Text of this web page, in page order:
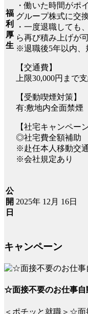
福
利
厚
生
・働いた時間がポ
グループ株式に交
・一度退職しても
ら再び積み上げが
※退職後5年以内、
【交通費】
上限30,000円まで
【受動喫煙対策】
有:敷地内全面禁煙
【社宅キャンペーン
◎社宅費全額補助
※赴任本人移動交
※会社規定あり
公
開
日
2025年 12月 16日
キャンペーン
☆面接不要のお仕事
＜ポチッと就職＞☆